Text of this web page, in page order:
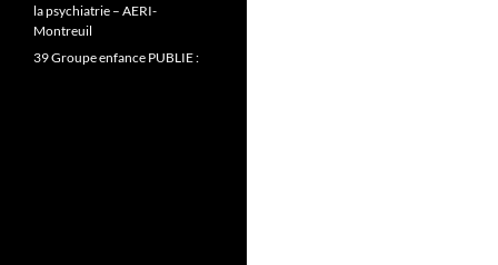
la psychiatrie – AERI-
Montreuil
39 Groupe enfance PUBLIE :